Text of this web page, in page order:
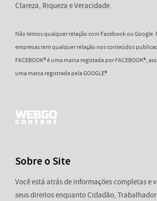
Clareza, Riqueza e Veracidade.
Não temos qualquer relação com Facebook ou Google.
empresas tem qualquer relação nos conteúdos
FACEBOOK® é uma marca registada por FACEBOOK®,
uma marca registrada pela GOOGLE®
Sobre o Site
Você está atrás de informações completas e
seus direitos enquanto Cidadão,